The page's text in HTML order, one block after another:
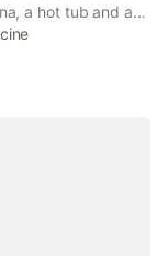
a hot tub and a
outdoor